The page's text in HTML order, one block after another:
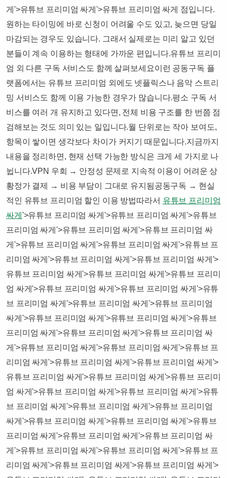
게'>유튜브 프리미엄 싸게'>유튜브 프리미엄 싸게 점입니다.​
원하는 타이밍에 바로 신청이 어려울 수도 있고, 늦으면 당일
마감되는 경우도 있습니다. 그래서 실제로는 미리 알고 있던
분들이 계속 이용하는 형태에 가까운 편입니다.​​유튜브 프리미
엄 외 다른 구독 서비스도 함께 살펴보세요​이런 공동구독 플
랫폼에서는 유튜브 프리미엄 외에도 넷플릭스나 음악 스트리
밍 서비스도 함께 이용 가능한 경우가 많습니다.​평소 구독 서
비스를 여러 개 유지하고 있다면, 전체 비용 구조를 한 번쯤 점
검해보는 것도 의미 있는 일입니다.​월 단위로는 작아 보여도,
항목이 쌓이면 생각보다 차이가 커지기 때문입니다.지금까지
내용을 정리하면, 현재 선택 가능한 방식은 크게 세 가지로 나
뉩니다.​VPN 우회 → 안정성 문제로 지속적 이용이 어려운 상
황정가 결제 → 비용 부담이 그대로 유지됨공동구독 → 현실
적인 유튜브 프리미엄 할인 이용 방법​따라서 유튜브 프리미엄
싸게 '>유튜브 프리미엄 싸게'>유튜브 프리미엄 싸게'>유튜브
프리미엄 싸게'>유튜브 프리미엄 싸게'>유튜브 프리미엄 싸
게'>유튜브 프리미엄 싸게'>유튜브 프리미엄 싸게'>유튜브 프
리미엄 싸게'>유튜브 프리미엄 싸게'>유튜브 프리미엄 싸게'>
유튜브 프리미엄 싸게'>유튜브 프리미엄 싸게'>유튜브 프리미
엄 싸게'>유튜브 프리미엄 싸게'>유튜브 프리미엄 싸게'>유튜
브 프리미엄 싸게'>유튜브 프리미엄 싸게'>유튜브 프리미엄
싸게'>유튜브 프리미엄 싸게'>유튜브 프리미엄 싸게'>유튜브
프리미엄 싸게'>유튜브 프리미엄 싸게'>유튜브 프리미엄 싸
게'>유튜브 프리미엄 싸게'>유튜브 프리미엄 싸게'>유튜브 프
리미엄 싸게'>유튜브 프리미엄 싸게'>유튜브 프리미엄 싸게'>
유튜브 프리미엄 싸게'>유튜브 프리미엄 싸게'>유튜브 프리미
엄 싸게'>유튜브 프리미엄 싸게'>유튜브 프리미엄 싸게'>유튜
브 프리미엄 싸게'>유튜브 프리미엄 싸게'>유튜브 프리미엄
싸게'>유튜브 프리미엄 싸게'>유튜브 프리미엄 싸게'>유튜브
프리미엄 싸게'>유튜브 프리미엄 싸게'>유튜브 프리미엄 싸
게'>유튜브 프리미엄 싸게'>유튜브 프리미엄 싸게'>유튜브 프
리미엄 싸게'>유튜브 프리미엄 싸게'>유튜브 프리미엄 싸게'>